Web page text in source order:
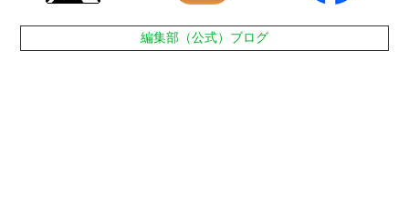
編集部（公式）ブログ